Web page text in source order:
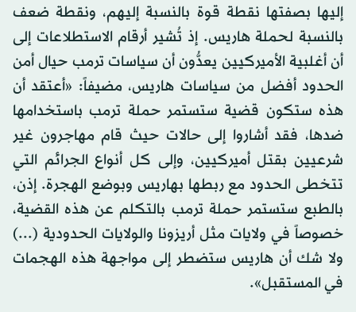
إليها بصفتها نقطة قوة بالنسبة إليهم، ونقطة ضعف
بالنسبة لحملة هاريس. إذ تُشير أرقام الاستطلاعات إلى
أن أغلبية الأميركيين يعدُّون أن سياسات ترمب حيال أمن
الحدود أفضل من سياسات هاريس، مضيفاً: «أعتقد أن
هذه ستكون قضية ستستمر حملة ترمب باستخدامها
ضدها، فقد أشاروا إلى حالات حيث قام مهاجرون غير
شرعيين بقتل أميركيين، وإلى كل أنواع الجرائم التي
تتخطى الحدود مع ربطها بهاريس وبوضع الهجرة. إذن،
بالطبع ستستمر حملة ترمب بالتكلم عن هذه القضية،
خصوصاً في ولايات مثل أريزونا والولايات الحدودية (...)
ولا شك أن هاريس ستضطر إلى مواجهة هذه الهجمات
في المستقبل».